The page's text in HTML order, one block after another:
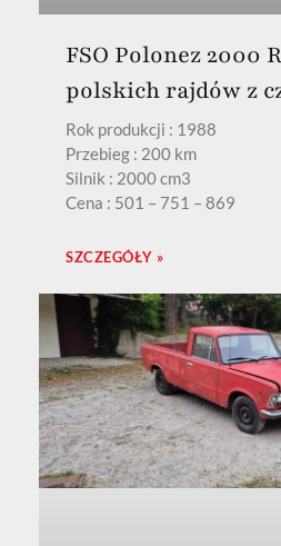
FSO Polonez 2000
polskich rajdów z
Rok produkcji : 1988
Przebieg : 200 km
Silnik : 2000 cm3
Cena : 501 – 751 – 869
SZCZEGÓŁY »